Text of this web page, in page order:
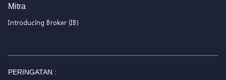
Mitra
Introducing Broker (IB)
PERINGATAN :